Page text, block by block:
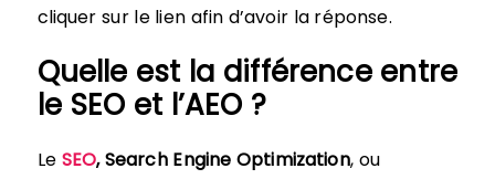
cliquer sur le lien afin d’avoir la réponse.
Quelle est la différence entre
le SEO et l’AEO ?
Le SEO, Search Engine Optimization, ou